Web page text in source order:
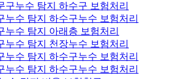
구누수 탐지 하수구 보험처리
누수 탐지 하수구누수 보험처리
누수 탐지 아래층 보험처리
누수 탐지 천장누수 보험처리
누수 탐지 하수구누수 보험처리
누수 탐지 하수구누수 보험처리